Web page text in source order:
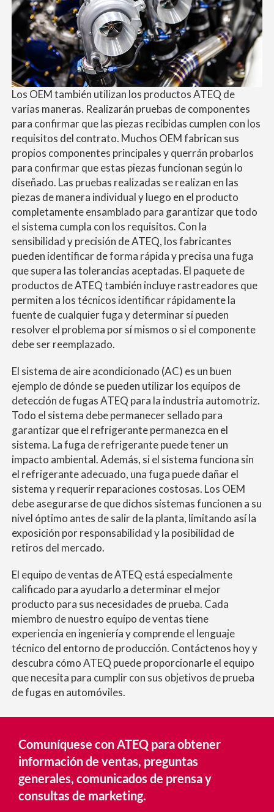
Los OEM también utilizan los productos ATEQ de
varias maneras. Realizarán pruebas de componentes
para confirmar que las piezas recibidas cumplen con los
requisitos del contrato. Muchos OEM fabrican sus
propios componentes principales y querrán probarlos
para confirmar que estas piezas funcionan según lo
diseñado. Las pruebas realizadas se realizan en las
piezas de manera individual y luego en el producto
completamente ensamblado para garantizar que todo
el sistema cumpla con los requisitos. Con la
sensibilidad y precisión de ATEQ, los fabricantes
pueden identificar de forma rápida y precisa una fuga
que supera las tolerancias aceptadas. El paquete de
productos de ATEQ también incluye rastreadores que
permiten a los técnicos identificar rápidamente la
fuente de cualquier fuga y determinar si pueden
resolver el problema por sí mismos o si el componente
debe ser reemplazado.
El sistema de aire acondicionado (AC) es un buen
ejemplo de dónde se pueden utilizar los equipos de
detección de fugas ATEQ para la industria automotriz.
Todo el sistema debe permanecer sellado para
garantizar que el refrigerante permanezca en el
sistema. La fuga de refrigerante puede tener un
impacto ambiental. Además, si el sistema funciona sin
el refrigerante adecuado, una fuga puede dañar el
sistema y requerir reparaciones costosas. Los OEM
debe asegurarse de que dichos sistemas funcionen a su
nivel óptimo antes de salir de la planta, limitando así la
exposición por responsabilidad y la posibilidad de
retiros del mercado.
El equipo de ventas de ATEQ está especialmente
calificado para ayudarlo a determinar el mejor
producto para sus necesidades de prueba. Cada
miembro de nuestro equipo de ventas tiene
experiencia en ingeniería y comprende el lenguaje
técnico del entorno de producción. Contáctenos hoy y
descubra cómo ATEQ puede proporcionarle el equipo
que necesita para cumplir con sus objetivos de prueba
de fugas en automóviles.
Comuníquese con ATEQ para obtener
información de ventas, preguntas
generales, comunicados de prensa y
consultas de marketing.